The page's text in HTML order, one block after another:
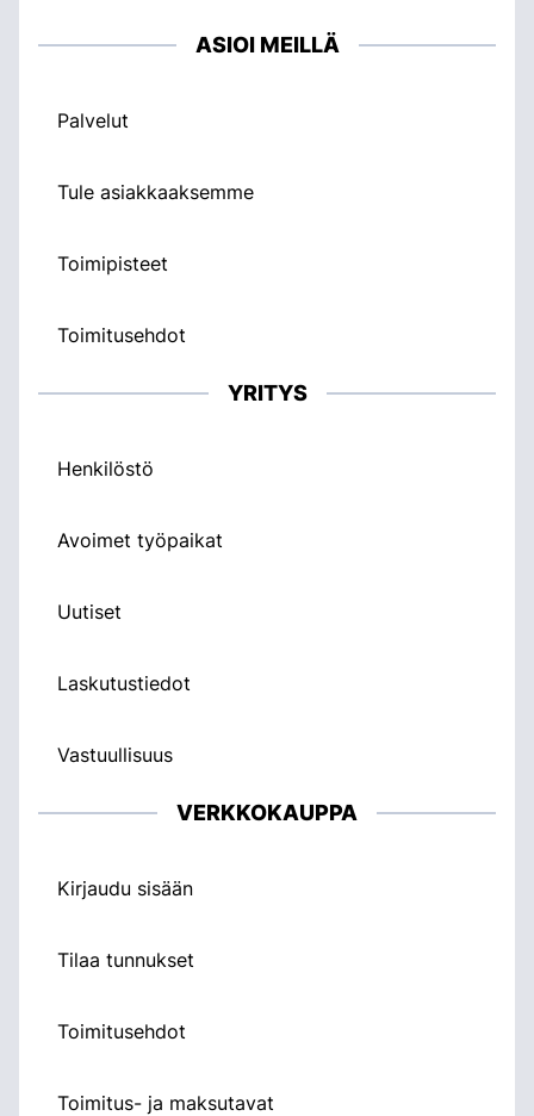
ASIOI MEILLÄ
Palvelut
Tule asiakkaaksemme
Toimipisteet
Toimitusehdot
YRITYS
Henkilöstö
Avoimet työpaikat
Uutiset
Laskutustiedot
Vastuullisuus
VERKKOKAUPPA
Kirjaudu sisään
Tilaa tunnukset
Toimitusehdot
Toimitus- ja maksutavat